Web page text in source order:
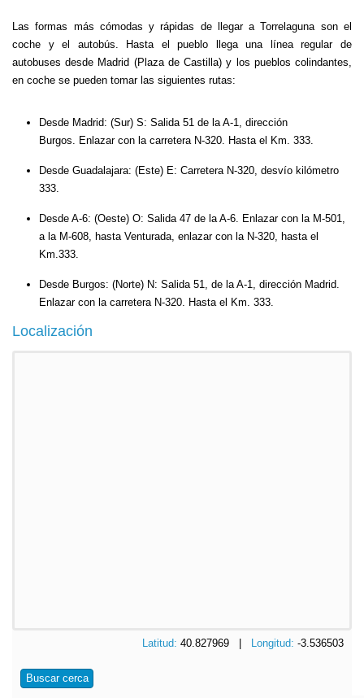
Las formas más cómodas y rápidas de llegar a Torrelaguna son el
coche y el autobús. Hasta el pueblo llega una línea regular de
autobuses desde Madrid (Plaza de Castilla) y los pueblos colindantes,
en coche se pueden tomar las siguientes rutas:
Desde Madrid: (Sur) S: Salida 51 de la A-1, dirección
Burgos. Enlazar con la carretera N-320. Hasta el Km. 333.
Desde Guadalajara: (Este) E: Carretera N-320, desvío kilómetro
333.
Desde A-6: (Oeste) O: Salida 47 de la A-6. Enlazar con la M-501,
a la M-608, hasta Venturada, enlazar con la N-320, hasta el
Km.333.
Desde Burgos: (Norte) N: Salida 51, de la A-1, dirección Madrid.
Enlazar con la carretera N-320. Hasta el Km. 333.
Localización
Latitud: 40.827969 | Longitud: -3.536503
Buscar cerca